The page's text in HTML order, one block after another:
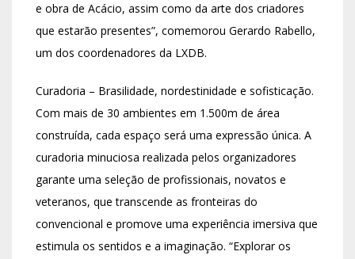
e obra de Acácio, assim como da arte dos criadores
que estarão presentes”, comemorou Gerardo Rabello,
um dos coordenadores da LXDB.
Curadoria – Brasilidade, nordestinidade e sofisticação.
Com mais de 30 ambientes em 1.500m de área
construída, cada espaço será uma expressão única. A
curadoria minuciosa realizada pelos organizadores
garante uma seleção de profissionais, novatos e
veteranos, que transcende as fronteiras do
convencional e promove uma experiência imersiva que
estimula os sentidos e a imaginação. “Explorar os